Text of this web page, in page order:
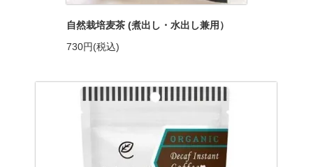
自然栽培麦茶 (煮出し・水出し兼用）
730円(税込)